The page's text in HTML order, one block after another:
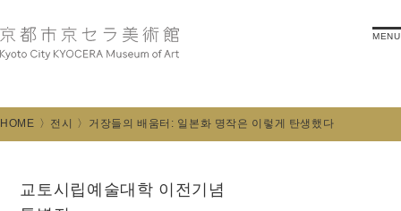
MENU
HOME 전시 거장들의 배움터: 일본화 명작은 이렇게 탄생했다
교토시립예술대학 이전기념